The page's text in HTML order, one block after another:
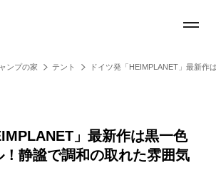
ンプの家 テント ドイツ発「HEIMPLANET」最新作
」最新作は黒一色
！静謐で調和の取れた雰囲気